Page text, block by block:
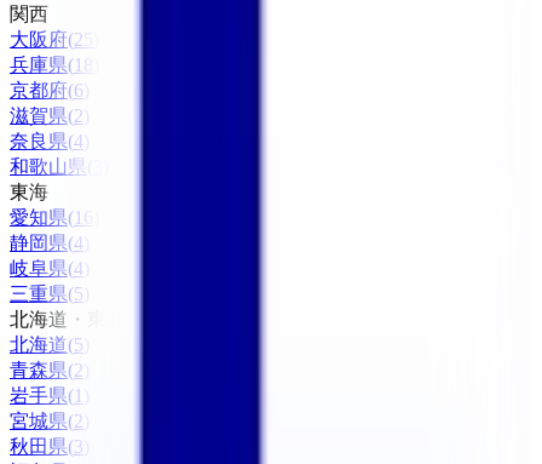
関西
大阪府(25
兵庫県(18
京都府(6
滋賀県(2
奈良県(4
和歌山県
東海
愛知県(16
静岡県(4
岐阜県(4
三重県(5
北海道・東北
北海道(5
青森県(2
岩手県(1
宮城県(2
秋田県(3